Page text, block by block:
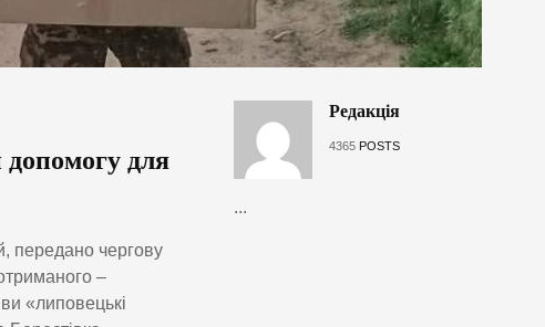
для
передано чергову
–
«липовецькі
Редакція
4365 POSTS
...